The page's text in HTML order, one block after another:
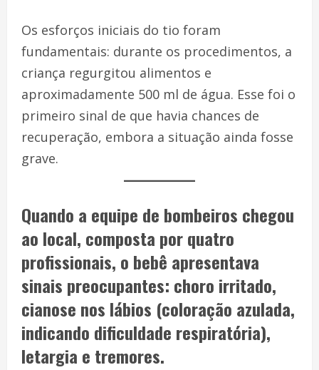
Os esforços iniciais do tio foram
fundamentais: durante os procedimentos, a
criança regurgitou alimentos e
aproximadamente 500 ml de água. Esse foi o
primeiro sinal de que havia chances de
recuperação, embora a situação ainda fosse
grave.
Quando a equipe de bombeiros chegou
ao local, composta por quatro
profissionais, o bebê apresentava
sinais preocupantes: choro irritado,
cianose nos lábios (coloração azulada,
indicando dificuldade respiratória),
letargia e tremores.